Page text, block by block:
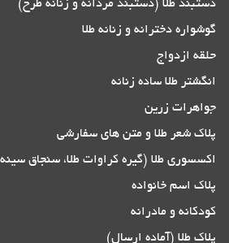
دستبند طلا (دستبند مردانه و زنانه طرح)
گوشواره دخترانه و زنانه طلا
حلقه ازدواج
انگشتر طلا ساده زنانه
جواهرات زرین
پلاک شعر طلا و متن های سفارشی
اکسسوری طلا (گیره کراوات طلا، سنجاق
پلاک اسم خانواده
کودکانه و مادرانه
پلاک طلا (آماده ارسال)